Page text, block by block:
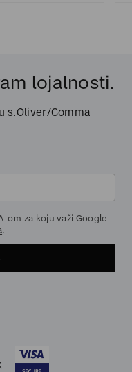
lojalnosti.
s.Oliver/Comma
om za koju važi Google
.